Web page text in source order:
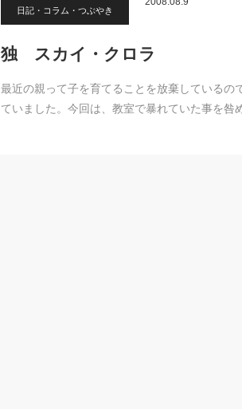
日記・コラム・つぶやき
独 スカイ・クロラ
最近の親って子を育てることを放棄している
ていました。今回は、教室で暴れていた事を咎